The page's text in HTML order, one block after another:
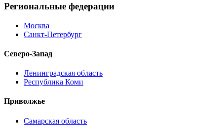
Региональные федерации
Москва
Санкт-Петербург
Северо-Запад
Ленинградская область
Республика Коми
Приволжье
Самарская область